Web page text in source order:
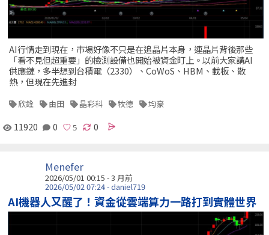
AI行情走到現在，市場好像不只是在追晶片本身，連晶片背後那些
「看不見但超重要」的檢測設備也開始被資金盯上。以前大家講AI
供應鏈，多半想到台積電（2330）、CoWoS、HBM、載板、散
熱，但現在先進封
欣銓 由田 晶彩科 牧德 均豪
11920 0 0
Menefer
2026/05/01 00:15 - 3 月前
2026/05/02 07:24 - daniel719
AI機器人又醒了！資金從雲端算力一路打到實體世界